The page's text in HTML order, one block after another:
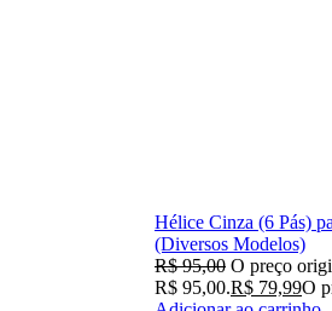
Hélice Cinza (6 Pás)
(Diversos Modelos)
R$95,00 O preço
R$ 95,00.R$ 79,99O